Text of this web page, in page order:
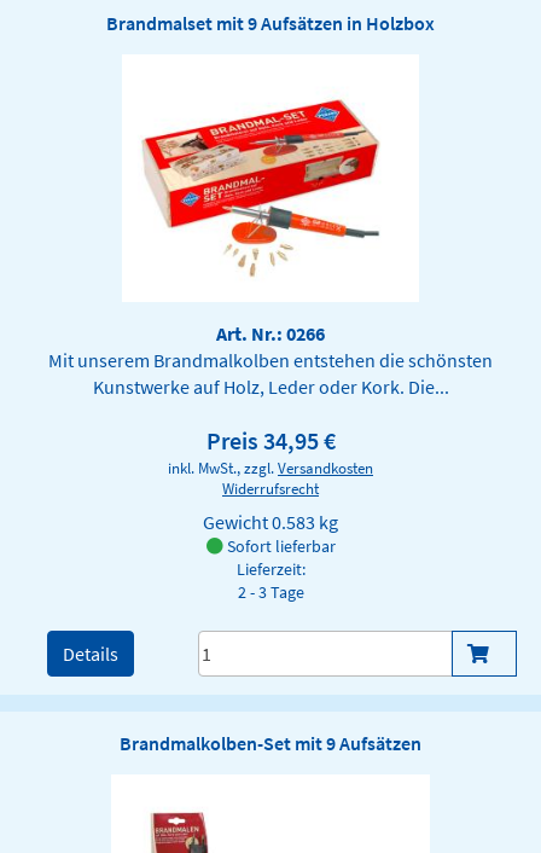
Brandmalset mit 9 Aufsätzen in Holzbox
Art. Nr.: 0266
Mit unserem Brandmalkolben entstehen die schönsten
Kunstwerke auf Holz, Leder oder Kork. Die...
Preis 34,95 €
inkl. MwSt., zzgl.Versandkosten
Widerrufsrecht
Gewicht0.583 kg
Sofort lieferbar
Lieferzeit:
2 - 3 Tage
Details
Brandmalkolben-Set mit 9 Aufsätzen